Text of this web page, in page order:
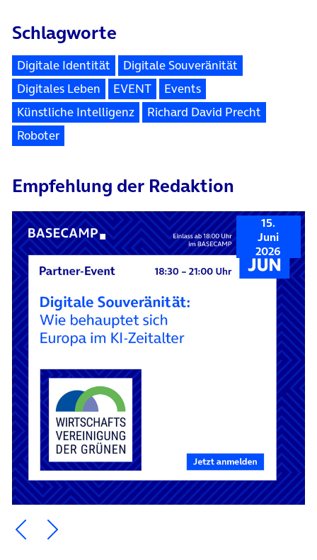
Schlagworte
Digitale Identität
Digitale Souveränität
Digitales Leben
EVENT
Events
Künstliche Intelligenz
Richard David Precht
Roboter
Empfehlung der Redaktion
15.
Juni
2026
Ein Element zurück blättern
Ein Element weiter blättern